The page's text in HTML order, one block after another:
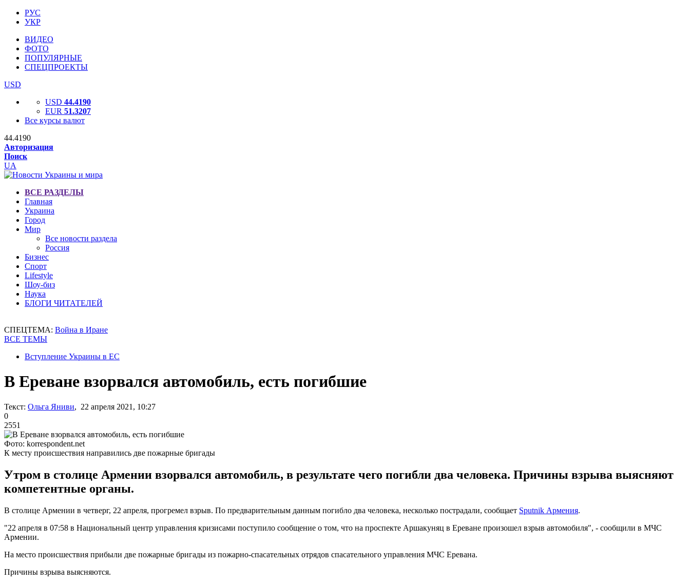
РУС
УКР
ВИДЕО
ФОТО
ПОПУЛЯРНЫЕ
СПЕЦПРОЕКТЫ
USD
USD 44.4190
EUR 51.3207
Все курсы валют
44.4190
Авторизация
Поиск
UA
ВСЕ РАЗДЕЛЫ
Главная
Украина
Город
Мир
Все новости раздела
Россия
Бизнес
Спорт
Lifestyle
Шоу-биз
Наука
БЛОГИ ЧИТАТЕЛЕЙ
СПЕЦТЕМА: Война в Иране
ВСЕ ТЕМЫ
Вступление Украины в ЕС
В Ереване взорвался автомобиль, есть погибшие
Текст: Ольга Яниви, 22 апреля 2021, 10:27
0
2551
Фото: korrespondent.net
К месту происшествия направились две пожарные бригады
Утром в столице Армении взорвался автомобиль, в результате чего погибли два человека. Причины взрыва выясняют
компетентные органы.
В столице Армении в четверг, 22 апреля, прогремел взрыв. По предварительным данным погибло два человека, несколько пострадали, сообщает Sputnik Армения.
"22 апреля в 07:58 в Национальный центр управления кризисами поступило сообщение о том, что на проспекте Аршакуняц в Ереване произошел взрыв автомобиля", - сообщили в МЧС
Армении.
На место происшествия прибыли две пожарные бригады из пожарно-спасательных отрядов спасательного управления МЧС Еревана.
Причины взрыва выясняются.